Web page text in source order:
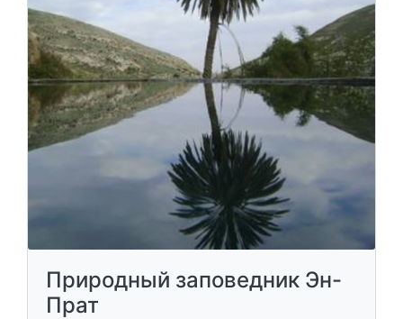
Природный заповедник Эн-
Прат